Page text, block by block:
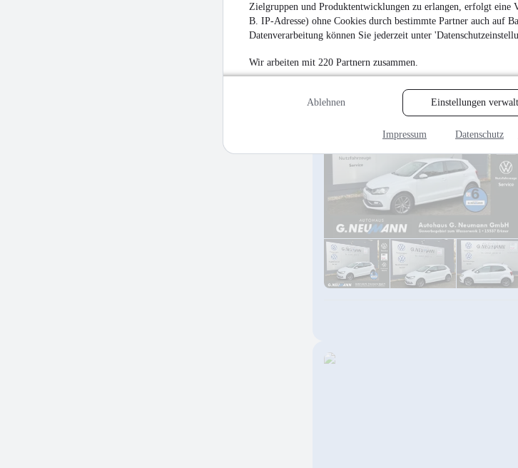
Zielgruppen und Produktentwicklungen zu erlangen, erfolgt eine
B. IP-Adresse) ohne Cookies durch bestimmte Partner auch auf
Datenverarbeitung können Sie jederzeit unter
Wir arbeiten mit 220 Partnern zusammen.
Ablehnen Einstellungen
Impressum Datenschutz